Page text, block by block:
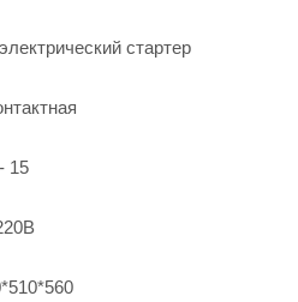
стартер
15